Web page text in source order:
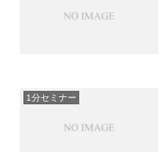
1分セミナー